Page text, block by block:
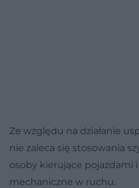
Ze względu na działanie
nie zaleca się stosowania
osoby kierujące pojazdami
mechaniczne w ruchu.